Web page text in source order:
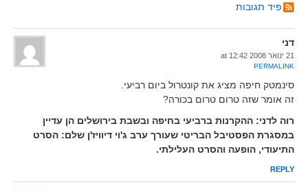
פיד תגובות
דני
21 ינואר 2008 at 12:42
PERMALINK
סינמטק חיפה מציג את קונטרול ביום רביעי.
זה אומר שזה טרום טרום בכורה?
רוה לדני: ההקרנות ברביעי בחיפה ובשבת בירושלים הן עדיין
במסגרת הפסטיבל הבריטי שעורך ערב ג'וי דיוויז'ן שלם: הסרט
התיעודי, הופעה והסרט העלילתי.
REPLY